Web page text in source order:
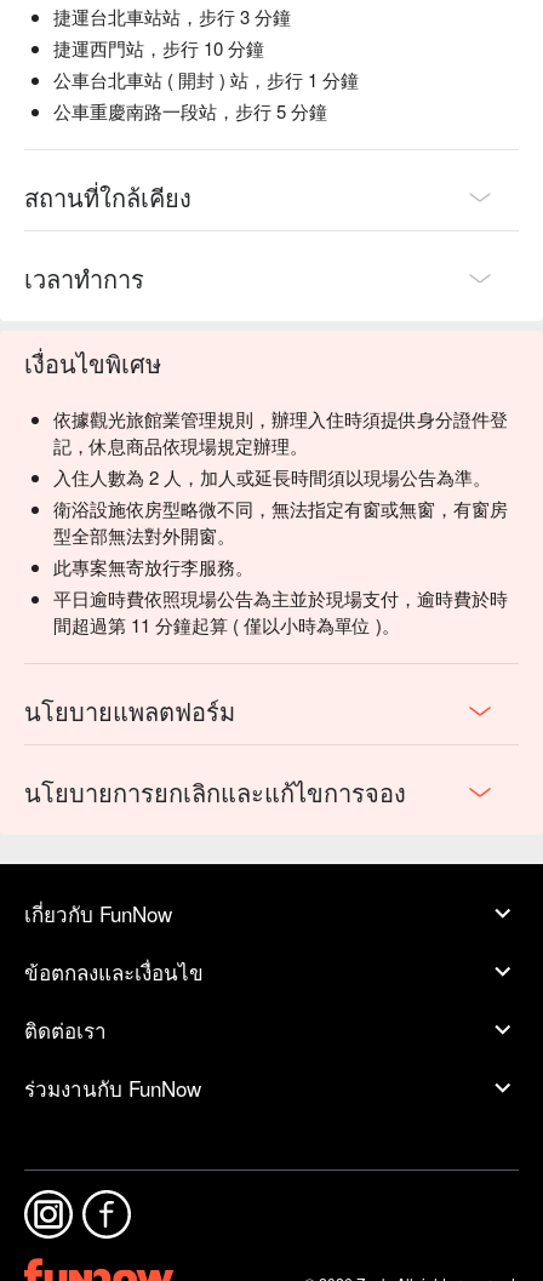
捷運台北車站站，步行 3 分鐘
捷運西門站，步行 10 分鐘
公車台北車站 ( 開封 ) 站，步行 1 分鐘
公車重慶南路一段站，步行 5 分鐘
สถานที่ใกล้เคียง
เวลาทำการ
เงื่อนไขพิเศษ
依據觀光旅館業管理規則，辦理入住時須提供身分證件登
記，休息商品依現場規定辦理。
入住人數為 2 人，加人或延長時間須以現場公告為準。
衛浴設施依房型略微不同，無法指定有窗或無窗，有窗房
型全部無法對外開窗。
此專案無寄放行李服務。
平日逾時費依照現場公告為主並於現場支付，逾時費於時
間超過第 11 分鐘起算 ( 僅以小時為單位 )。
นโยบายแพลตฟอร์ม
นโยบายการยกเลิกและแก้ไขการจอง
เกี่ยวกับ FunNow
ข้อตกลงและเงื่อนไข
ติดต่อเรา
ร่วมงานกับ FunNow